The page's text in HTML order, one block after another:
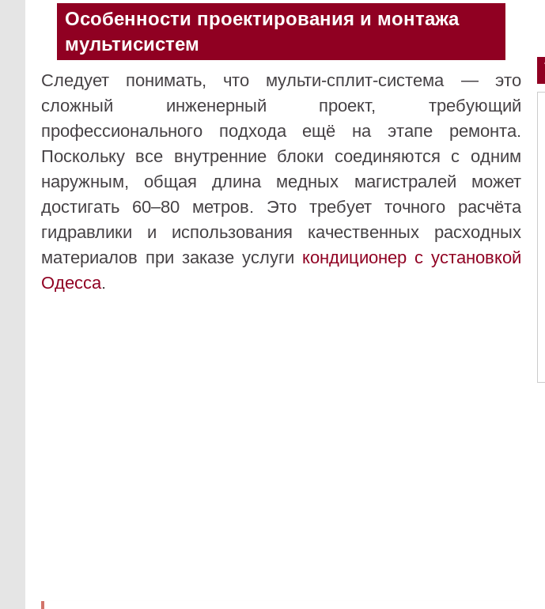
Особенности проектирования и монтажа
мультисистем
Следует понимать, что мульти-сплит-система — это
сложный инженерный проект, требующий
профессионального подхода ещё на этапе ремонта.
Поскольку все внутренние блоки соединяются с одним
наружным, общая длина медных магистралей может
достигать 60–80 метров. Это требует точного расчёта
гидравлики и использования качественных расходных
материалов при заказе услуги кондиционер с установкой
Одесса.